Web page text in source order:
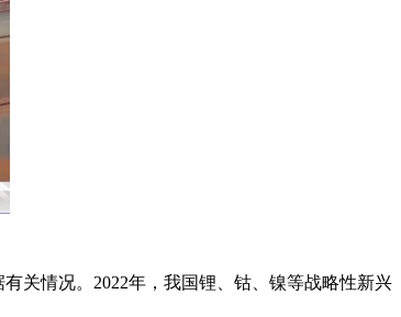
关情况。2022年，我国锂、钴、镍等战略性新兴